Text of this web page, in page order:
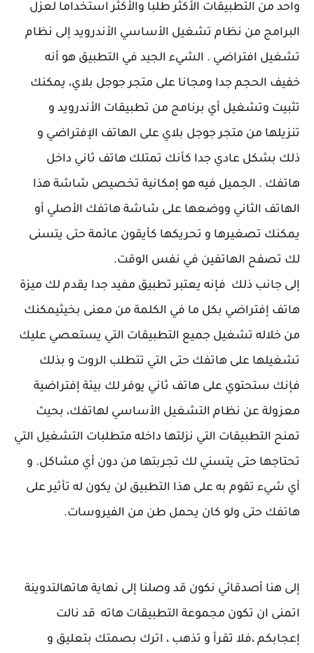
واحد من التطبيقات الأكثر طلبا والأكثر استخداما لعزل
البرامج من نظام تشغيل الأساسي الأندرويد إلى نظام
تشغيل افتراضي . الشيء الجيد في التطبيق هو أنه
خفيف الحجم جدا ومجانا على متجر جوجل بلاي، يمكنك
تثبيت وتشغيل أي برنامج من تطبيقات الأندرويد و
تنزيلها من متجر جوجل بلاي على الهاتف الإفتراضي و
ذلك بشكل عادي جدا كأنك تمتلك هاتف ثاني داخل
هاتفك . الجميل فيه هو إمكانية تخصيص شاشة هذا
الهاتف الثاني ووضعها على شاشة هاتفك الأصلي أو
يمكنك تصغيرها و تحريكها كأيقون عائمة حتى يتسنى
لك تصفح الهاتفين في نفس الوقت.
إلى جانب ذلك فإنه يعتبر تطبيق مفيد جدا يقدم لك ميزة
هاتف إفتراضي بكل ما في الكلمة من معنى بخيثيمكنك
من خلاله تشغيل جميع التطبيقات التي يستعصي عليك
تشغيلها على هاتفك حتى التي تتطلب الروت و بذلك
فإنك ستحتوي على هاتف ثاني يوفر لك بيئة إفتراضية
معزولة عن نظام التشغيل الأساسي لهاتفك، بحيث
تمنح التطبيقات التي نزلتها داخله متطلبات التشغيل التي
تحتاجها حتى يتسني لك تجربتها من دون أي مشاكل. و
أي شيء تقوم به على هذا التطبيق لن يكون له تأثير على
هاتفك حتى ولو كان يحمل طن من الفيروسات.
إلى هنا أصدقائي نكون قد وصلنا إلى نهاية هاتهالتدوينة
اتمنى ان تكون مجموعة التطبيقات هاته قد نالت
إعجابكم ،فلا تقرأ و تذهب ، اترك بصمتك بتعليق و